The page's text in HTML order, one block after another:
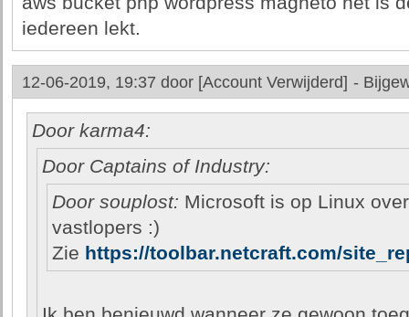
iedereen lekt.
12-06-2019, 19:37 door [Account Verwijderd] -
Door karma4:
Door Captains of Industry:
Door souplost: Microsoft is op Linux
vastlopers :)
Zie https://toolbar.netcraft.com/